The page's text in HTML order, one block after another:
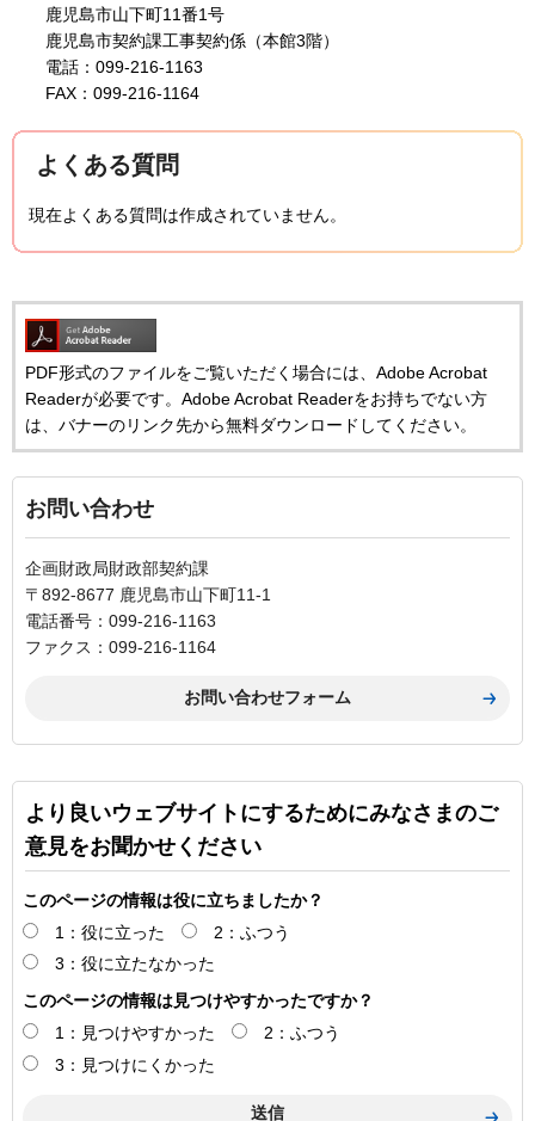
鹿児島市山下町11番1号
鹿児島市契約課工事契約係（本館3階）
電話：099-216-1163
FAX：099-216-1164
よくある質問
現在よくある質問は作成されていません。
PDF形式のファイルをご覧いただく場合には、Adobe Acrobat
Readerが必要です。Adobe Acrobat Readerをお持ちでない方
は、バナーのリンク先から無料ダウンロードしてください。
お問い合わせ
企画財政局財政部契約課
〒892-8677 鹿児島市山下町11-1
電話番号：099-216-1163
ファクス：099-216-1164
より良いウェブサイトにするためにみなさまのご
意見をお聞かせください
このページの情報は役に立ちましたか？
1：役に立った
2：ふつう
3：役に立たなかった
このページの情報は見つけやすかったですか？
1：見つけやすかった
2：ふつう
3：見つけにくかった